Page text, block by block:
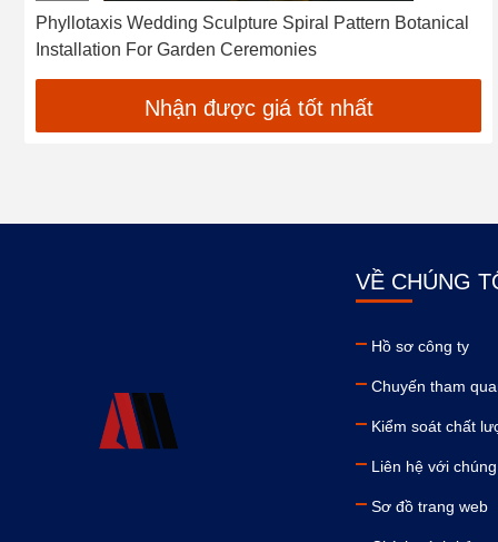
hình
Phyllotaxis Wedding Sculpture Spiral Pattern Botanical
Installation For Garden Ceremonies
Nhận được giá tốt nhất
VỀ CHÚNG
Hồ sơ công ty
Chuyến tham
Kiểm soát chất
Liên hệ với
Sơ đồ trang web